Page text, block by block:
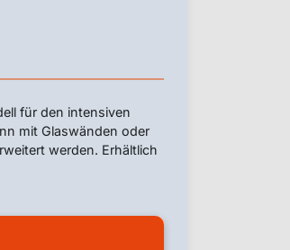
für den intensiven
mit Glaswänden oder
werden. Erhältlich